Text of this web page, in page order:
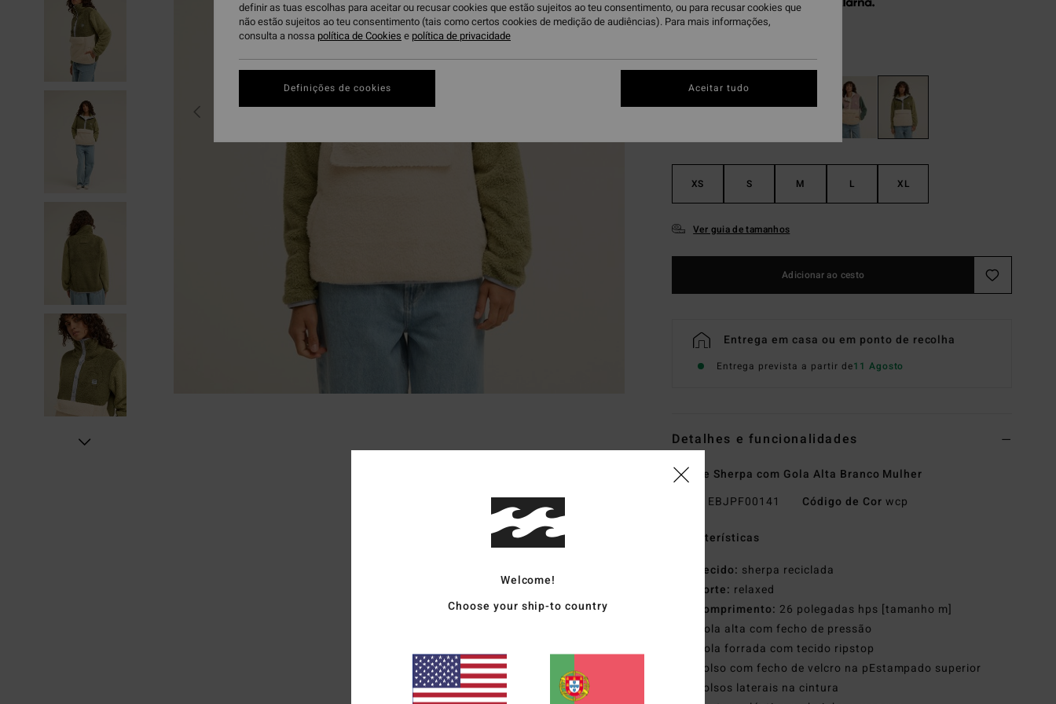
XS S M L XL
Ver guia de tamanhos
Adicionar ao cesto
Entrega em casa ou em ponto de recolha
Entrega prevista a partir de11 Agosto
Detalhes e funcionalidades
Fleece Sherpa com Gola Alta Branco Mulher
EBJPF00141 Código de Cor wcp
Características
Tecido: sherpa reciclada
Corte: relaxed
Comprimento: 26 polegadas hps [tamanho m]
Gola alta com fecho de pressão
Gola forrada com tecido ripstop
Bolso com fecho de velcro na pEstampado superior
Bolsos laterais na cintura
Welcome!
Choose your ship-to country
definir as tuas escolhas para aceitar ou recusar cookies que estão sujeitos ao teu consentimento, ou para recusar cookies que
não estão sujeitos ao teu consentimento (tais como certos cookies de medição de audiências). Para mais informações,
consulta a nossa política de Cookies e política de privacidade
Definições de cookies Aceitar tudo